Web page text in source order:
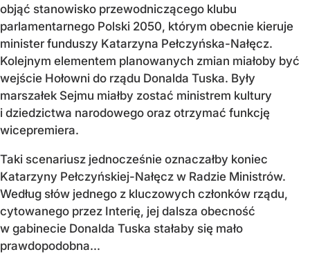
objąć stanowisko przewodniczącego klubu
parlamentarnego Polski 2050, którym obecnie kieruje
minister funduszy Katarzyna Pełczyńska-Nałęcz.
Kolejnym elementem planowanych zmian miałoby być
wejście Hołowni do rządu Donalda Tuska. Były
marszałek Sejmu miałby zostać ministrem kultury
i dziedzictwa narodowego oraz otrzymać funkcję
wicepremiera.
Taki scenariusz jednocześnie oznaczałby koniec
Katarzyny Pełczyńskiej-Nałęcz w Radzie Ministrów.
Według słów jednego z kluczowych członków rządu,
cytowanego przez Interię, jej dalsza obecność
w gabinecie Donalda Tuska stałaby się mało
prawdopodobna...